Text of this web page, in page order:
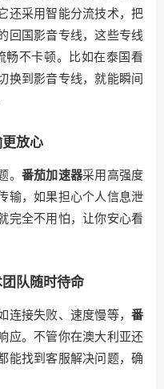
还采用智能分流技术，把
回国影音专线，这些专线
畅不卡顿。比如在泰国看
换到影音专线，就能瞬间
放心
番茄加速器采用高强度
输，如果担心个人信息泄
完全不用怕，让你安心看
队随时待命
接失败、速度慢等， 番
应。不管你在澳大利亚还
能找到客服解决问题，确